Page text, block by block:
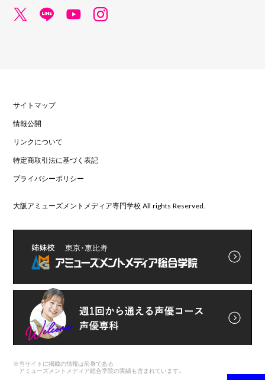
サイトマップ
情報公開
リンクについて
特定商取引法に基づく表記
プライバシーポリシー
大阪アミューズメントメディア専門学校 All rights Reserved.
※当サイトに掲載の情報は前身である
アミューズメントメディア総合学院の実績も含まれています。